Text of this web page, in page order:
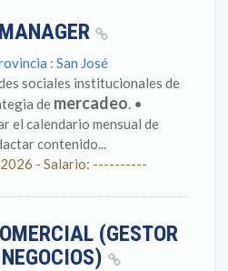
: San José
sociales institucionales de
de mercadeo. •
el calendario mensual de
contenido...
- Salario: ----------
(GESTOR